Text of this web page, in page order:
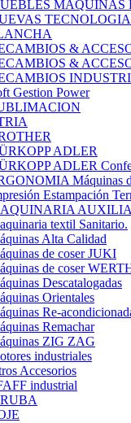
MAQUINAS
&
&
Gestion Power
ADLER
ADLER
Máquinas
Estampación
textil Sanitario.
Alta Calidad
de coser JUKI
de coser
Descatalogadas
Orientales
Re-
Remachar
ZIG ZAG
industriales
Accesorios
industrial